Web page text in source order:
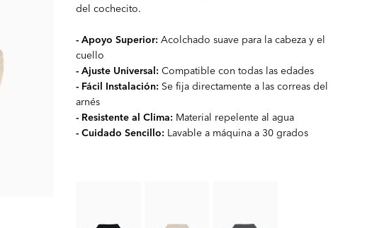
del cochecito.
- Apoyo Superior: Acolchado suave para la cabeza y el
cuello
- Ajuste Universal: Compatible con todas las edades
- Fácil Instalación: Se fija directamente a las correas del
arnés
- Resistente al Clima: Material repelente al agua
- Cuidado Sencillo: Lavable a máquina a 30 grados